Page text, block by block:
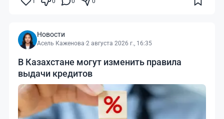
Новости
Асель Каженова·2 августа 2026 г., 16:35
В Казахстане могут изменить правила
выдачи кредитов